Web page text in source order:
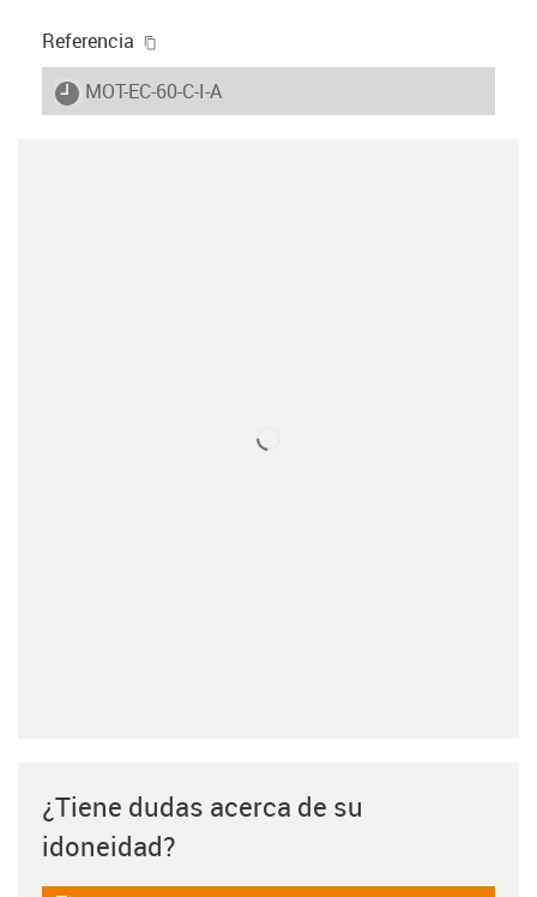
Referencia
igus-icon-lieferzeit
MOT-EC-60-C-I-A
¿Tiene dudas acerca de su
idoneidad?